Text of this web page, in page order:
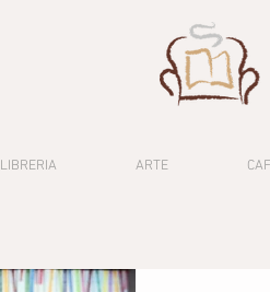
LIBRERIA ARTE